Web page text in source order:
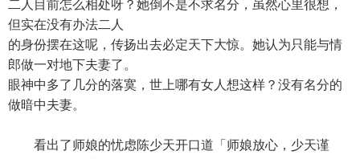
二人目前怎么相处呀？她倒不是不求名分，虽然心里很想，
但实在没有办法二人
的身份摆在这呢，传扬出去必定天下大惊。她认为只能与情
郎做一对地下夫妻了。
眼神中多了几分的落寞，世上哪有女人想这样？没有名分的
做暗中夫妻。
看出了师娘的忧虑陈少天开口道「师娘放心，少天谨